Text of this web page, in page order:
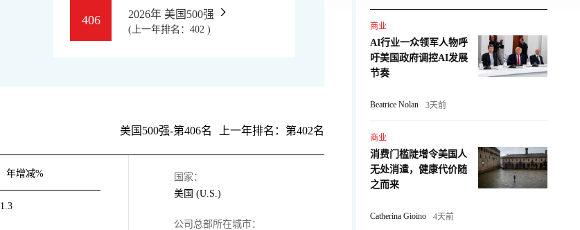
406 2026年 美国500强
(上一年排名：402 )
美国500强-第406名 上一年排名：第402名
年增减%
1.3
国家：
美国 (U.S.)
公司总部所在城市：
商业
AI行业一众领军人物呼
吁美国政府调控AI发展
节奏
Beatrice Nolan 3天前
商业
消费门槛陡增令美国人
无处消遣，健康代价随
之而来
Catherina Gioino 4天前